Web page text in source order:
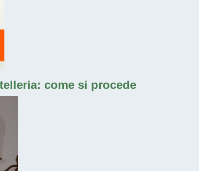
come si procede